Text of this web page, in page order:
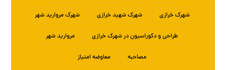
شهرک خرازی شهرک شهید خرازی شهرک مروارید شهر
طراحی و دکوراسیون در شهرک خرازی مروارید شهر
مصاحبه معاوضه امتیاز